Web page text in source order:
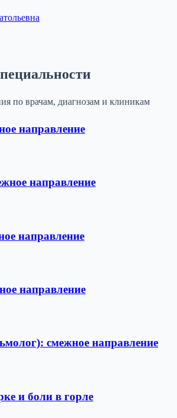
по врачам, диагнозам и клиникам
направление
направление
направление
направление
смежное направление
и боли в горле